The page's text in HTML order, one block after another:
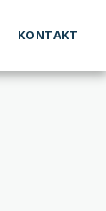
KONTAKT